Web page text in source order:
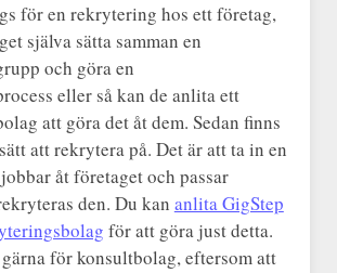
för en rekrytering hos ett företag,
själva sätta samman en
och göra en
eller så kan de anlita ett
att göra det åt dem. Sedan finns
att rekrytera på. Det är att ta in en
åt företaget och passar
den. Du kan anlita GigStep
för att göra just detta.
för konsultbolag, eftersom att